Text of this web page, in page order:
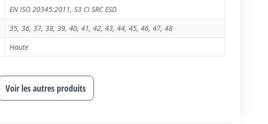
EN ISO 20345:2011, S3 CI SRC ESD
35, 36, 37, 38, 39, 40, 41, 42, 43, 44, 45, 46, 47, 48
Haute
Voir les autres produits